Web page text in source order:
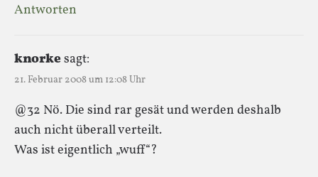
Antworten
knorkesagt:
21. Februar 2008 um 12:08 Uhr
@32 Nö. Die sind rar gesät und werden deshalb
auch nicht überall verteilt.
Was ist eigentlich „wuff“?